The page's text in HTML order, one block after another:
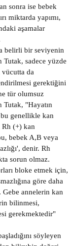
sonra ise bebek
miktarda yapımı,
aşamalar
belirli bir seviyenin
Tutak, sadece yüzde
vücutta da
gerektiğini
tür olumsuz
"Hayatın
genellikle kan
Rh (+) kan
bebek A,B veya
denir. Rh
sorun olmaz.
bloke etmek için,
göre daha
annelerin kan
bilinmesi,
gerekmektedir"
söyleyen